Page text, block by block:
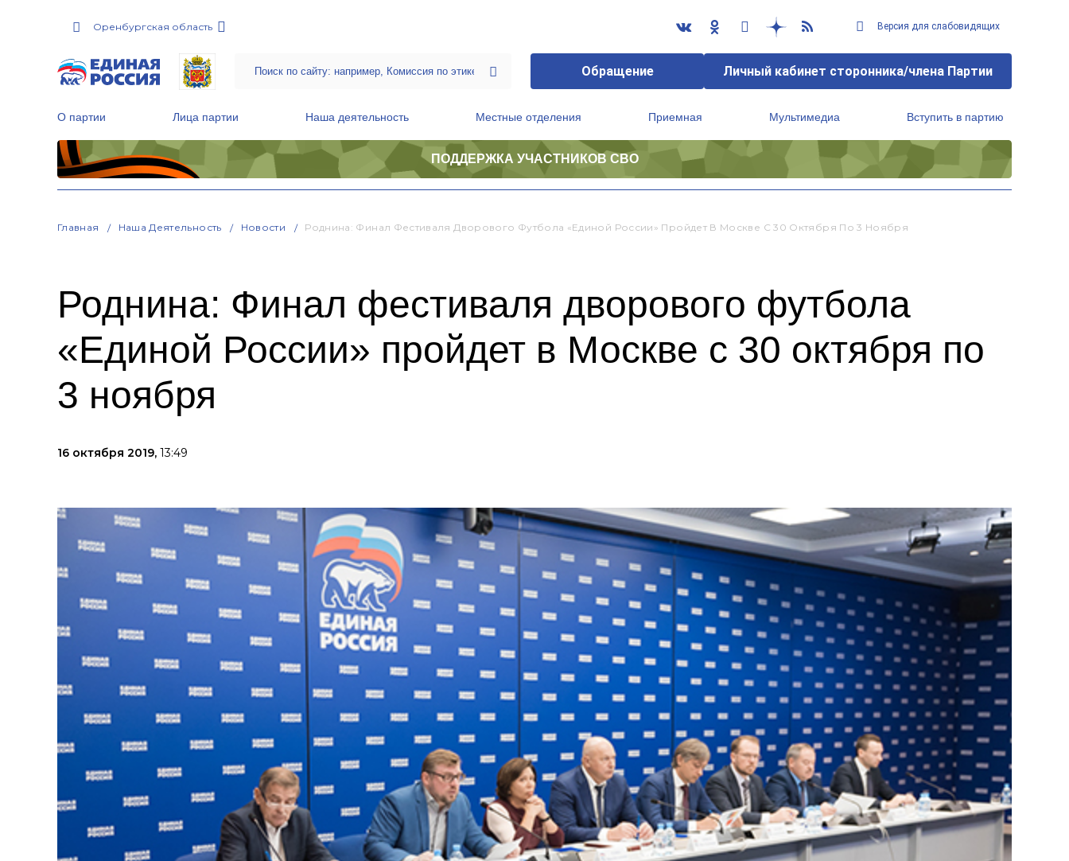
Оренбургская область Версия для слабовидящих
Обращение Личный кабинет сторонника/члена Партии
О партии Лица партии Наша деятельность Местные отделения Приемная Мультимедиа Вступить в партию
ПОДДЕРЖКА УЧАСТНИКОВ СВО
Главная Наша Деятельность Новости Роднина: Финал Фестиваля Дворового Футбола «Единой России» Пройдет В Москве С 30 Октября По 3 Ноября
Роднина: Финал фестиваля дворового футбола
«Единой России» пройдет в Москве с 30 октября по
3 ноября
16 октября 2019, 13:49